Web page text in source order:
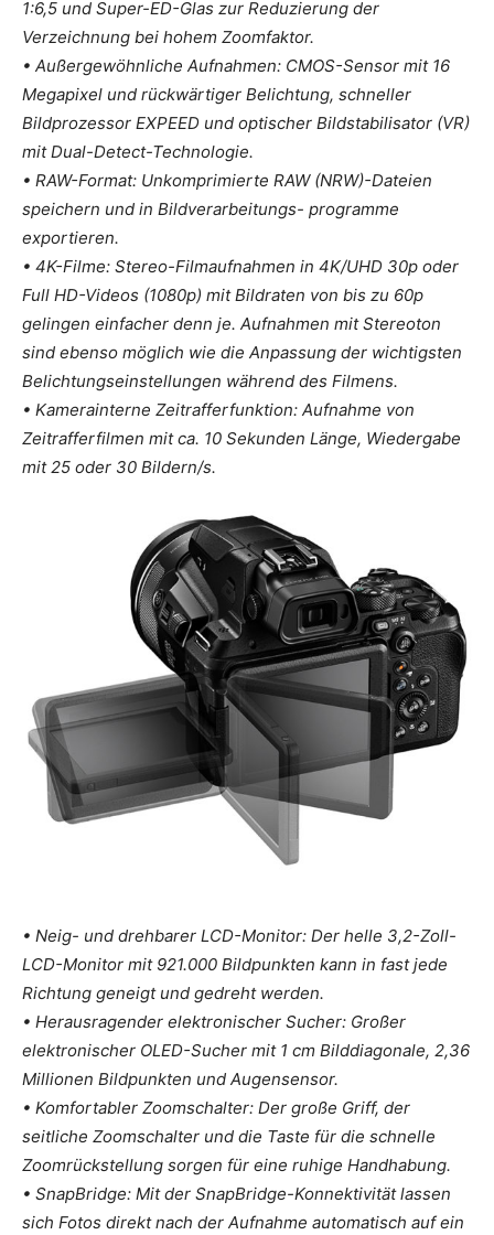
1:6,5 und Super-ED-Glas zur Reduzierung der
Verzeichnung bei hohem Zoomfaktor.
• Außergewöhnliche Aufnahmen: CMOS-Sensor mit 16
Megapixel und rückwärtiger Belichtung, schneller
Bildprozessor EXPEED und optischer Bildstabilisator (VR)
mit Dual-Detect-Technologie.
• RAW-Format: Unkomprimierte RAW (NRW)-Dateien
speichern und in Bildverarbeitungs- programme
exportieren.
• 4K-Filme: Stereo-Filmaufnahmen in 4K/UHD 30p oder
Full HD-Videos (1080p) mit Bildraten von bis zu 60p
gelingen einfacher denn je. Aufnahmen mit Stereoton
sind ebenso möglich wie die Anpassung der wichtigsten
Belichtungseinstellungen während des Filmens.
• Kamerainterne Zeitrafferfunktion: Aufnahme von
Zeitrafferfilmen mit ca. 10 Sekunden Länge, Wiedergabe
mit 25 oder 30 Bildern/s.
• Neig- und drehbarer LCD-Monitor: Der helle 3,2-Zoll-
LCD-Monitor mit 921.000 Bildpunkten kann in fast jede
Richtung geneigt und gedreht werden.
• Herausragender elektronischer Sucher: Großer
elektronischer OLED-Sucher mit 1 cm Bilddiagonale, 2,36
Millionen Bildpunkten und Augensensor.
• Komfortabler Zoomschalter: Der große Griff, der
seitliche Zoomschalter und die Taste für die schnelle
Zoomrückstellung sorgen für eine ruhige Handhabung.
• SnapBridge: Mit der SnapBridge-Konnektivität lassen
sich Fotos direkt nach der Aufnahme automatisch auf ein